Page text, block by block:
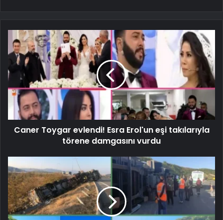
Caner Toygar evlendi! Esra Erol'un eşi takılarıyla
törene damgasını vurdu